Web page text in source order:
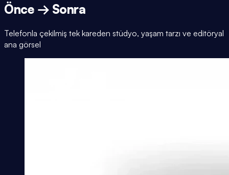
Önce → Sonra
Telefonla çekilmiş tek kareden stüdyo, yaşam tarzı ve editöryal
ana görsel